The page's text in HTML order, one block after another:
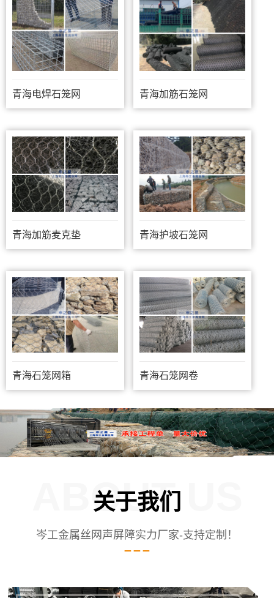
青海电焊石笼网 青海加筋石笼网
青海加筋麦克垫 青海护坡石笼网
青海石笼网箱 青海石笼网卷
关于我们
ABOUT US
岑工金属丝网声屏障实力厂家-支持定制！